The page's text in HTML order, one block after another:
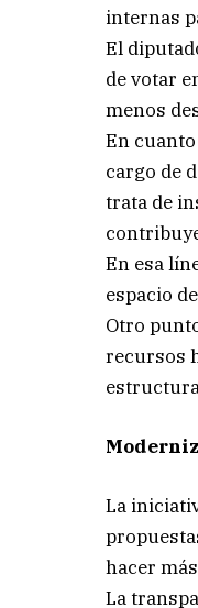
internas
El
de votar
menos
En
cargo de
trata de
En esa
espacio
Otro
recursos
La
hacer
La